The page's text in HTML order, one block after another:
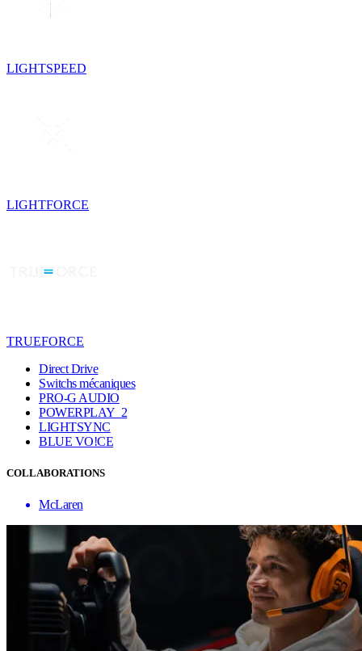
LIGHTSPEED
LIGHTFORCE
TRUEFORCE
Direct Drive
Switchs mécaniques
PRO-G AUDIO
POWERPLAY 2
LIGHTSYNC
BLUE VO!CE
COLLABORATIONS
McLaren